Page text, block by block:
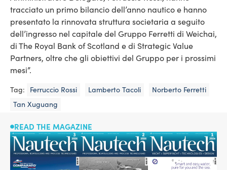
tracciato un primo bilancio dell’anno nautico e hanno
presentato la rinnovata struttura societaria a seguito
dell’ingresso nel capitale del Gruppo Ferretti di Weichai,
di The Royal Bank of Scotland e di Strategic Value
Partners, oltre che gli obiettivi del Gruppo per i prossimi
mesi”.
Tag: Ferruccio Rossi Lamberto Tacoli
Norberto Ferretti
Tan Xuguang
READ THE MAGAZINE